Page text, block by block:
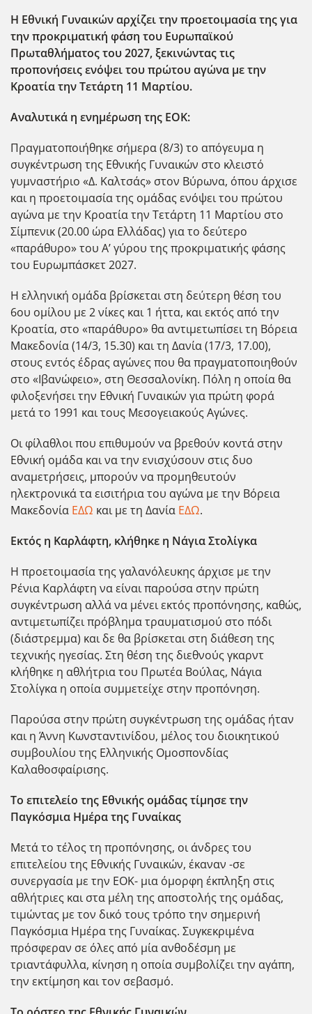
Η Εθνική Γυναικών αρχίζει την προετοιμασία της για
την προκριματική φάση του Ευρωπαϊκού
Πρωταθλήματος του 2027, ξεκινώντας τις
προπονήσεις ενόψει του πρώτου αγώνα με την
Κροατία την Τετάρτη 11 Μαρτίου.
Αναλυτικά η ενημέρωση της ΕOK:
Πραγματοποιήθηκε σήμερα (8/3) το απόγευμα η
συγκέντρωση της Εθνικής Γυναικών στο κλειστό
γυμναστήριο «Δ. Καλτσάς» στον Βύρωνα, όπου άρχισε
και η προετοιμασία της ομάδας ενόψει του πρώτου
αγώνα με την Κροατία την Τετάρτη 11 Μαρτίου στο
Σίμπενικ (20.00 ώρα Ελλάδας) για το δεύτερο
«παράθυρο» του Α’ γύρου της προκριματικής φάσης
του Ευρωμπάσκετ 2027.
Η ελληνική ομάδα βρίσκεται στη δεύτερη θέση του
6ου ομίλου με 2 νίκες και 1 ήττα, και εκτός από την
Κροατία, στο «παράθυρο» θα αντιμετωπίσει τη Βόρεια
Μακεδονία (14/3, 15.30) και τη Δανία (17/3, 17.00),
στους εντός έδρας αγώνες που θα πραγματοποιηθούν
στο «Ιβανώφειο», στη Θεσσαλονίκη. Πόλη η οποία θα
φιλοξενήσει την Εθνική Γυναικών για πρώτη φορά
μετά το 1991 και τους Μεσογειακούς Αγώνες.
Οι φίλαθλοι που επιθυμούν να βρεθούν κοντά στην
Εθνική ομάδα και να την ενισχύσουν στις δυο
αναμετρήσεις, μπορούν να προμηθευτούν
ηλεκτρονικά τα εισιτήρια του αγώνα με την Βόρεια
Μακεδονία ΕΔΩ και με τη Δανία ΕΔΩ.
Εκτός η Καρλάφτη, κλήθηκε η Νάγια Στολίγκα
Η προετοιμασία της γαλανόλευκης άρχισε με την
Ρένια Καρλάφτη να είναι παρούσα στην πρώτη
συγκέντρωση αλλά να μένει εκτός προπόνησης, καθώς,
αντιμετωπίζει πρόβλημα τραυματισμού στο πόδι
(διάστρεμμα) και δε θα βρίσκεται στη διάθεση της
τεχνικής ηγεσίας. Στη θέση της διεθνούς γκαρντ
κλήθηκε η αθλήτρια του Πρωτέα Βούλας, Νάγια
Στολίγκα η οποία συμμετείχε στην προπόνηση.
Παρούσα στην πρώτη συγκέντρωση της ομάδας ήταν
και η Άννη Κωνσταντινίδου, μέλος του διοικητικού
συμβουλίου της Ελληνικής Ομοσπονδίας
Καλαθοσφαίρισης.
Το επιτελείο της Εθνικής ομάδας τίμησε την
Παγκόσμια Ημέρα της Γυναίκας
Μετά το τέλος τη προπόνησης, οι άνδρες του
επιτελείου της Εθνικής Γυναικών, έκαναν -σε
συνεργασία με την ΕΟΚ- μια όμορφη έκπληξη στις
αθλήτριες και στα μέλη της αποστολής της ομάδας,
τιμώντας με τον δικό τους τρόπο την σημερινή
Παγκόσμια Ημέρα της Γυναίκας. Συγκεκριμένα
πρόσφεραν σε όλες από μία ανθοδέσμη με
τριαντάφυλλα, κίνηση η οποία συμβολίζει την αγάπη,
την εκτίμηση και τον σεβασμό.